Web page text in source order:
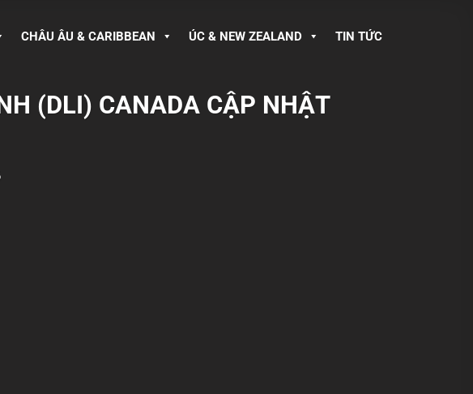
CHÂU ÂU & CARIBBEAN ÚC & NEW ZEALAND TIN TỨC
(DLI) CANADA CẬP NHẬT